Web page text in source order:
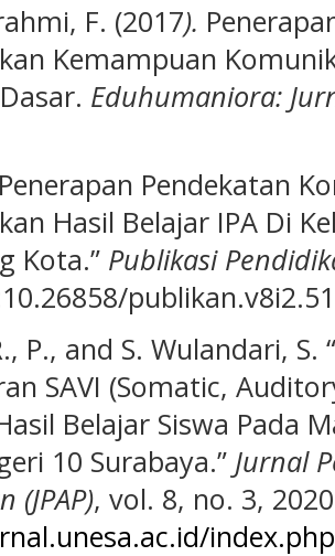
F. (2017).
Kemampuan
Eduhumaniora:
Pendekatan
Hasil Belajar IPA Di
Kota.” Publikasi
P., and S. Wulandari, S.
SAVI (Somatic,
Belajar Siswa Pada
10 Surabaya.” Jurnal
(JPAP), vol. 8, no. 3,